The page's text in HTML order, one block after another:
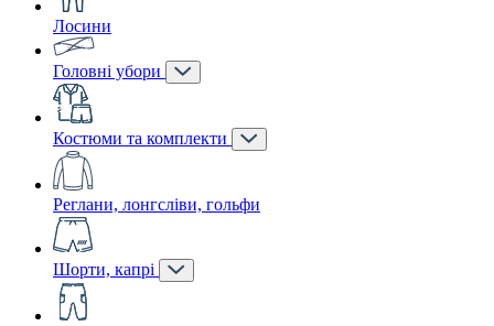
Лосини
Головні убори
Костюми та комплекти
Реглани, лонгсліви, гольфи
Шорти, капрі